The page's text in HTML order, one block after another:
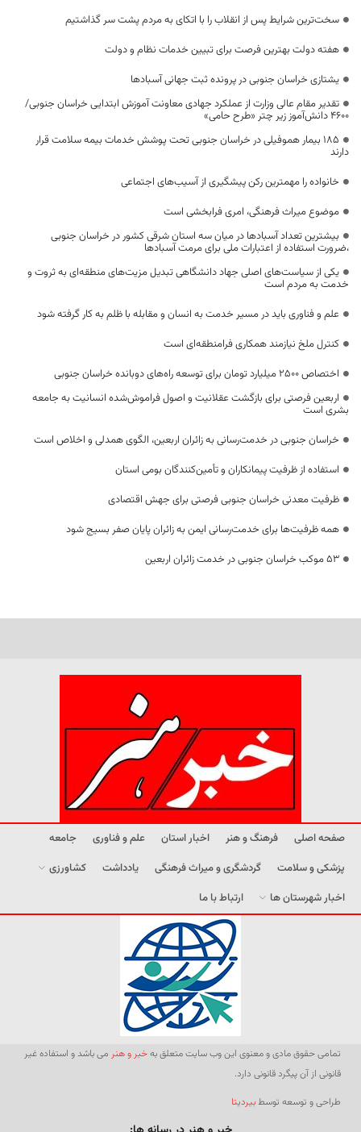
سخت‌ترین شرایط پس از انقلاب را با اتکای به مردم پشت سر گذاشتیم
هفته دولت بهترین فرصت برای تبیین خدمات نظام و دولت
یشتازی خراسان جنوبی در پرونده ثبت جهانی آسبادها
تقدیر مقام عالی وزارت از عملکرد جهادی معاونت آموزش ابتدایی خراسان جنوبی/
۴۶۰۰ دانش‌آموز زیر چتر «طرح حامی»
۱۸۵ بیمار هموفیلی در خراسان جنوبی تحت پوشش خدمات بیمه سلامت قرار
دارند
خانواده را مهمترین رکن پیشگیری از آسیب‌های اجتماعی
موضوع میراث فرهنگی، امری فرابخشی است
بیشترین تعداد آسبادها در میان سه استان شرقی کشور در خراسان جنوبی
،ضرورت استفاده از اعتبارات ملی برای مرمت آسبادها
یکی از سیاست‌های اصلی جهاد دانشگاهی تبدیل مزیت‌های منطقه‌ای به ثروت و
خدمت به مردم است
علم و فناوری باید در مسیر خدمت به انسان و مقابله با ظلم به کار گرفته شود
کنترل ملخ نیازمند همکاری فرامنطقه‌ای است
اختصاص 2500 میلیارد تومان برای توسعه راه‌های دوبانده خراسان جنوبی
اربعین فرصتی برای بازگشت عقلانیت و اصول فراموش‌شده انسانیت به جامعه
بشری است
خراسان جنوبی در خدمت‌رسانی به زائران اربعین، الگوی همدلی و اخلاص است
استفاده از ظرفیت پیمانکاران و تأمین‌کنندگان بومی استان
ظرفیت معدنی خراسان جنوبی فرصتی برای جهش اقتصادی
همه ظرفیت‌ها برای خدمت‌رسانی ایمن به زائران پایان صفر بسیج شود
53 موکب خراسان جنوبی در خدمت زائران اربعین
صفحه اصلی فرهنگ و هنر اخبار استان علم و فناوری
جامعه
پزشکی و سلامت
گردشگری و میراث فرهنگی یادداشت
کشاورزی
اخبار شهرستان ها
ارتباط با ما
تمامی حقوق مادی و معنوی این وب سایت متعلق بهخبر و هنر می باشد و استفاده غیر
قانونی از آن پیگرد قانونی دارد.
طراحی و توسعه توسطبیردیتا